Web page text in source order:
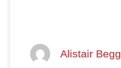
Alistair Begg